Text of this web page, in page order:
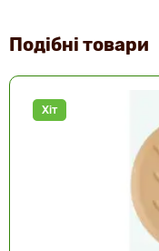
Подібні товари
Хіт